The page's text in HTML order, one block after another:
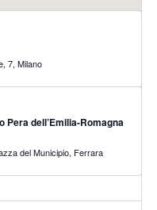
Piazza IV Novembre, 7, Milano
Pera dell’Emilia-Romagna
Piazza del Municipio, Ferrara